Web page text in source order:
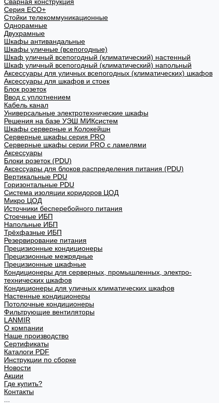
Серия ECO+
Стойки телекоммуникационные
Однорамные
Двухрамные
Шкафы антивандальные
Шкафы уличные (всепогодные)
Шкаф уличный всепогодный (климатический) настенный
Шкаф уличный всепогодный (климатический) напольный
Аксессуары для уличных всепогодных (климатических) шкафов
Аксессуары для шкафов и стоек
Блок розеток
Ввод с уплотнением
Кабель канал
Универсальные электротехнические шкафы
Решения на базе УЭШ МИКсистем
Шкафы серверные и Колокейшн
Серверные шкафы серия PRO
Серверные шкафы серии PRO с ламелями
Аксессуары
Блоки розеток (PDU)
Аксессуары для блоков распределения питания (PDU)
Вертикальные PDU
Горизонтальные PDU
Система изоляции коридоров ЦОД
Микро ЦОД
Источники бесперебойного питания
Стоечные ИБП
Напольные ИБП
Трёхфазные ИБП
Резервирование питания
Прецизионные кондиционеры
Прецизионные межрядные
Прецизионные шкафные
Кондиционеры для серверных, промышленных, электро-
технических шкафов
Кондиционеры для уличных климатических шкафов
Настенные кондиционеры
Потолочные кондиционеры
Фильтрующие вентиляторы
LANMIR
О компании
Наше производство
Сертификаты
Каталоги PDF
Инструкции по сборке
Новости
Акции
Где купить?
Контакты